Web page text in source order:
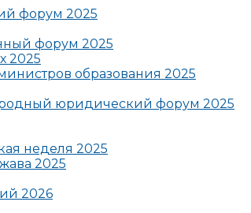
форум 2025
форум 2025
2025
образования 2025
юридический форум 2025
неделя 2025
2025
2026